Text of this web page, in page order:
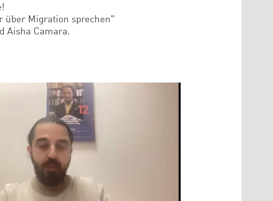
über Migration sprechen"
Aisha Camara.